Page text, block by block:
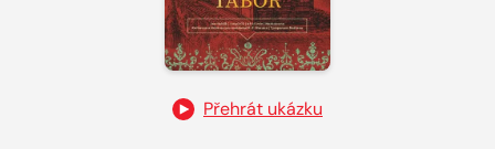
Přehrát ukázku